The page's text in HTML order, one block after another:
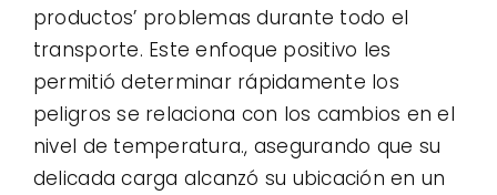
productos’ problemas durante todo el
transporte. Este enfoque positivo les
permitió determinar rápidamente los
peligros se relaciona con los cambios en el
nivel de temperatura., asegurando que su
delicada carga alcanzó su ubicación en un